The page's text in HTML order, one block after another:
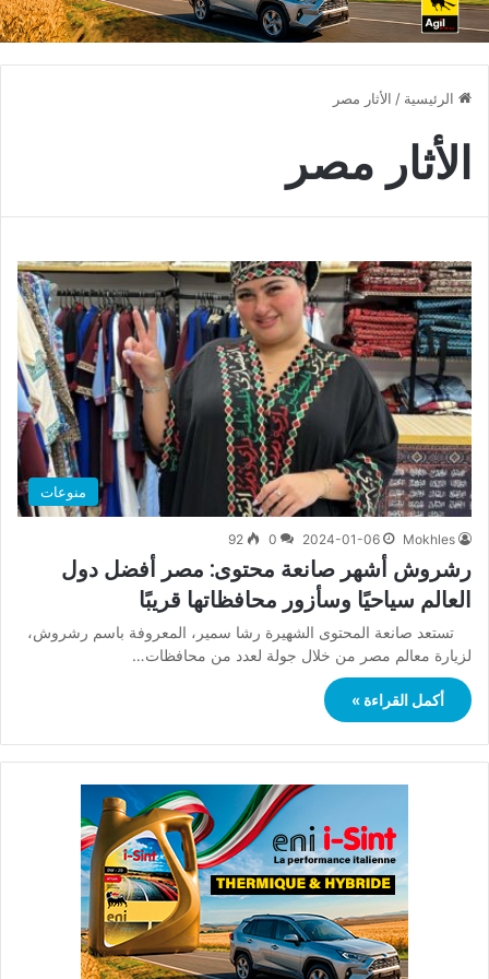
الرئيسية / الأثار مصر
الأثار مصر
منوعات
Mokhles
2024-01-06
0
92
رشروش أشهر صانعة محتوى: مصر أفضل دول
العالم سياحيًا وسأزور محافظاتها قريبًا
تستعد صانعة المحتوى الشهيرة رشا سمير، المعروفة باسم رشروش،
لزيارة معالم مصر من خلال جولة لعدد من محافظات…
أكمل القراءة »